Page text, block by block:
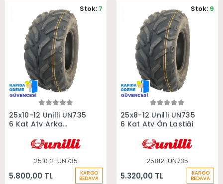
Sepete Ekle
25x10-12 Unilli UN735
6 Kat Atv Arka
251012-UN735
5.800,00 TL KARGO
BEDAVA
Stok: 7
Sepete Ekle
25x8-12 Unilli UN735
6 Kat Atv Ön Lastiği
25812-UN735
5.320,00 TL KARGO
BEDAVA
Stok: 9